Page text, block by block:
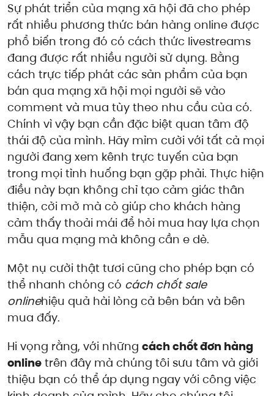
Sự phát triển của mạng xã hội đã cho phép
rất nhiều phương thức bán hàng online được
phổ biến trong đó có cách thức livestreams
đang được rất nhiều người sử dụng. Bằng
cách trực tiếp phát các sản phẩm của bạn
bán qua mạng xã hội mọi người sẽ vào
comment và mua tùy theo nhu cầu của có.
Chính vì vậy bạn cần đặc biệt quan tâm độ
thái độ của mình. Hãy mỉm cười với tất cả mọi
người đang xem kênh trực tuyến của bạn
trong mọi tình huống bạn gặp phải. Thực hiện
điều này bạn không chỉ tạo cảm giác thân
thiện, cởi mở mà cò giúp cho khách hàng
cảm thấy thoải mái để hỏi mua hay lựa chọn
mẫu qua mạng mà không cần e dè.
Một nụ cười thật tươi cũng cho phép bạn có
thể nhanh chóng có cách chốt sale
onlinehiệu quả hài lòng cả bên bán và bên
mua đấy.
Hi vọng rằng, với những cách chốt đơn hàng
online trên đây mà chúng tôi sưu tâm và giới
thiệu bạn có thể áp dụng ngay với công việc